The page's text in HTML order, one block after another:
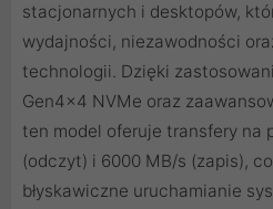
stacjonarnych i desktopów,
wydajności, niezawodności
technologii. Dzięki
Gen4x4 NVMe oraz
ten model oferuje transfery na
(odczyt) i 6000 MB/s (zapis),
błyskawiczne uruchamianie